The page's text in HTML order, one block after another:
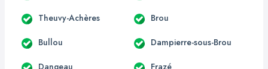
Theuvy-Achères Brou
Bullou Dampierre-sous-Brou
Dangeau Frazé